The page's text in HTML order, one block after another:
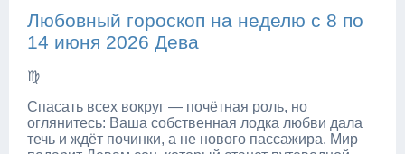
Любовный гороскоп на неделю с 8 по
14 июня 2026 Дева
♍
Спасать всех вокруг — почётная роль, но
оглянитесь: Ваша собственная лодка любви дала
течь и ждёт починки, а не нового пассажира. Мир